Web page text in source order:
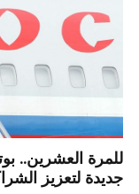
للمرة العشرين..
جديدة لتعزيز